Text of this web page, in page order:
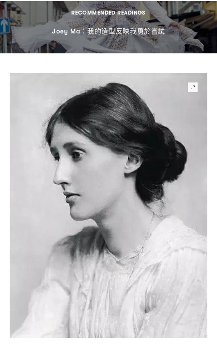
RECOMMENDED READINGS
Joey Ma：我的造型反映我勇於嘗試